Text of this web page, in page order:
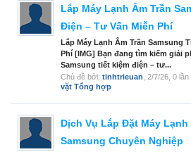
Lắp Máy Lạnh Âm Trần
Điện – Tư Vấn Miễn Phí
Lắp Máy Lạnh Âm Trần Samsung
Phí [IMG] Bạn đang tìm kiếm giải
Samsung tiết kiệm điện – tư...
Chủ đề bởi: tinhtrieuan 2/7/26 , 0
vặt Tổng hợp
Dịch Vụ Lắp Đặt Máy Lạnh
Samsung Chuyên Nghiệp